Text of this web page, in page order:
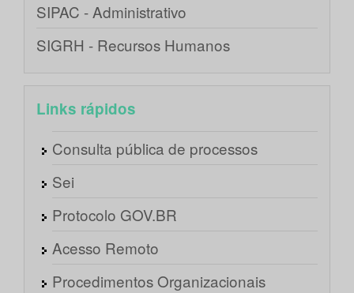
SIPAC - Administrativo
SIGRH - Recursos Humanos
Links rápidos
Consulta pública de processos
Sei
Protocolo GOV.BR
Acesso Remoto
Procedimentos Organizacionais